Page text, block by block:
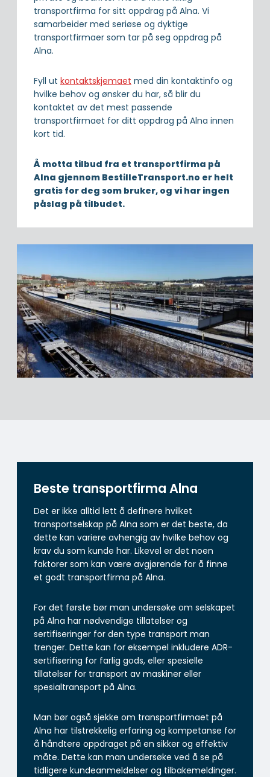
transportfirma for sitt oppdrag på Alna. Vi
samarbeider med seriøse og dyktige
transportfirmaer som tar på seg oppdrag på
Alna.
Fyll ut kontaktskjemaet med din kontaktinfo og
hvilke behov og ønsker du har, så blir du
kontaktet av det mest passende
transportfirmaet for ditt oppdrag på Alna innen
kort tid.
Å motta tilbud fra et transportfirma på
Alna gjennom BestilleTransport.no er helt
gratis for deg som bruker, og vi har ingen
påslag på tilbudet.
Beste transportfirma Alna
Det er ikke alltid lett å definere hvilket
transportselskap på Alna som er det beste, da
dette kan variere avhengig av hvilke behov og
krav du som kunde har. Likevel er det noen
faktorer som kan være avgjørende for å finne
et godt transportfirma på Alna.
For det første bør man undersøke om selskapet
på Alna har nødvendige tillatelser og
sertifiseringer for den type transport man
trenger. Dette kan for eksempel inkludere ADR-
sertifisering for farlig gods, eller spesielle
tillatelser for transport av maskiner eller
spesialtransport på Alna.
Man bør også sjekke om transportfirmaet på
Alna har tilstrekkelig erfaring og kompetanse for
å håndtere oppdraget på en sikker og effektiv
måte. Dette kan man undersøke ved å se på
tidligere kundeanmeldelser og tilbakemeldinger.